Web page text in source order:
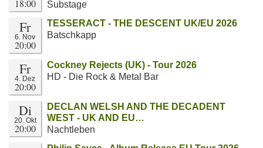
18:00
Substage
Fr
6. Nov
20:00
TESSERACT - THE DESCENT UK/EU 2026
Batschkapp
Fr
4. Dez
20:00
Cockney Rejects (UK) - Tour 2026
HD - Die Rock & Metal Bar
Di
20. Okt
20:00
DECLAN WELSH AND THE DECADENT
WEST - UK AND EU…
Nachtleben